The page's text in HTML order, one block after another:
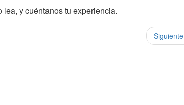
y cuéntanos tu experiencia.
Siguiente